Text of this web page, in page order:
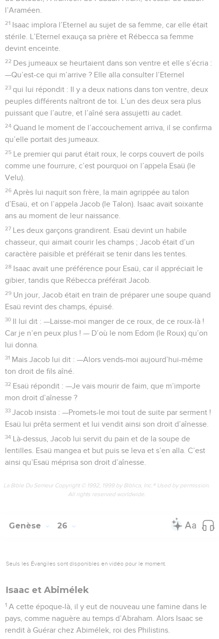
l’Araméen.
21 Isaac implora l’Eternel au sujet de sa femme, car elle était
stérile. L’Eternel exauça sa prière et Rébecca sa femme
devint enceinte.
22 Des jumeaux se heurtaient dans son ventre et elle s’écria :
—Qu’est-ce qui m’arrive ? Elle alla consulter l’Eternel
23 qui lui répondit : Il y a deux nations dans ton ventre, deux
peuples différents naîtront de toi. L’un des deux sera plus
puissant que l’autre, et l’aîné sera assujetti au cadet.
24 Quand le moment de l’accouchement arriva, il se confirma
qu’elle portait des jumeaux.
25 Le premier qui parut était roux, le corps couvert de poils
comme une fourrure, c’est pourquoi on l’appela Esaü (le
Velu).
26 Après lui naquit son frère, la main agrippée au talon
d’Esaü, et on l’appela Jacob (le Talon). Isaac avait soixante
ans au moment de leur naissance.
27 Les deux garçons grandirent. Esaü devint un habile
chasseur, qui aimait courir les champs ; Jacob était d’un
caractère paisible et préférait se tenir dans les tentes.
28 Isaac avait une préférence pour Esaü, car il appréciait le
gibier, tandis que Rébecca préférait Jacob.
29 Un jour, Jacob était en train de préparer une soupe quand
Esaü revint des champs, épuisé.
30 Il lui dit : —Laisse-moi manger de ce roux, de ce roux-là !
Car je n’en peux plus ! — D’où le nom Edom (le Roux) qu’on
lui donna.
31 Mais Jacob lui dit : —Alors vends-moi aujourd’hui-même
ton droit de fils aîné.
32 Esaü répondit : —Je vais mourir de faim, que m’importe
mon droit d’aînesse ?
33 Jacob insista : —Promets-le moi tout de suite par serment !
Esaü lui prêta serment et lui vendit ainsi son droit d’aînesse.
34 Là-dessus, Jacob lui servit du pain et de la soupe de
lentilles. Esaü mangea et but puis se leva et s’en alla. C’est
ainsi qu’Esaü méprisa son droit d’aînesse.
La Bible Du Semeur Copyright © 1992, 1999 by Biblica, Inc.® Used by permission.
All rights reserved worldwide.
Genèse 26
Seuls les Évangiles sont disponibles en vidéo pour le moment.
Isaac et Abimélek
1 A cette époque-là, il y eut de nouveau une famine dans le
pays, comme naguère au temps d’Abraham. Alors Isaac se
rendit à Guérar chez Abimélek, roi des Philistins.